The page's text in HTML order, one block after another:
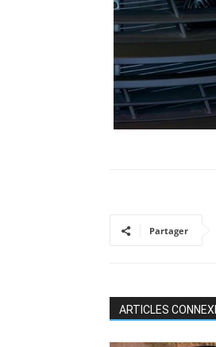
Partager
ARTICLES